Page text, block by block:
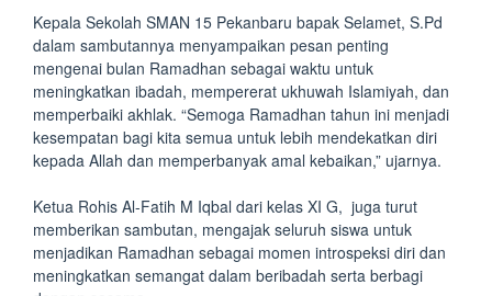
Kepala Sekolah SMAN 15 Pekanbaru bapak Selamet, S.Pd
dalam sambutannya menyampaikan pesan penting
mengenai bulan Ramadhan sebagai waktu untuk
meningkatkan ibadah, mempererat ukhuwah Islamiyah, dan
memperbaiki akhlak. “Semoga Ramadhan tahun ini menjadi
kesempatan bagi kita semua untuk lebih mendekatkan diri
kepada Allah dan memperbanyak amal kebaikan,” ujarnya.
Ketua Rohis Al-Fatih M Iqbal dari kelas XI G, juga turut
memberikan sambutan, mengajak seluruh siswa untuk
menjadikan Ramadhan sebagai momen introspeksi diri dan
meningkatkan semangat dalam beribadah serta berbagi